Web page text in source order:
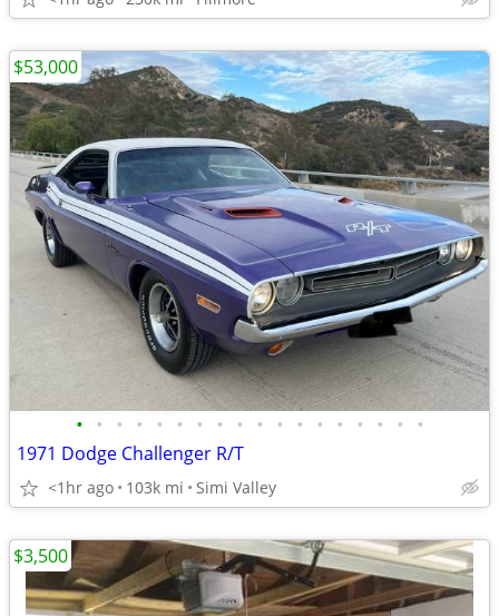
• • • • • • • • • • • • • • • • • •
1971 Dodge Challenger R/T
<1hr ago 103k mi Simi Valley
$53,000
$3,500